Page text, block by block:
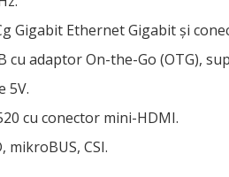
Gigabit Ethernet Gigabit și
cu adaptor On-the-Go (OTG),
5V.
cu conector mini-HDMI.
mikroBUS, CSI.